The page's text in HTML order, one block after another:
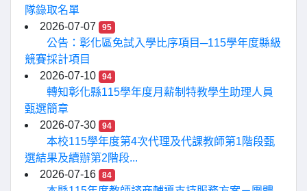
隊錄取名單
2026-07-07
95
公告：彰化區免試入學比序項目─115學年度縣級
競賽採計項目
2026-07-10
94
轉知彰化縣115學年度月薪制特教學生助理人員
甄選簡章
2026-07-30
94
本校115學年度第4次代理及代課教師第1階段甄
選結果及續辦第2階段...
2026-07-16
84